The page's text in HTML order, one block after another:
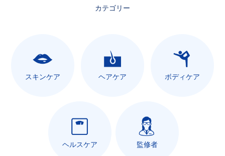
カテゴリー
スキンケア ヘアケア ボディケア
ヘルスケア 監修者